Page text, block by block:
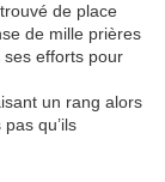
de place
de mille prières
ses efforts pour
un rang alors
qu’ils